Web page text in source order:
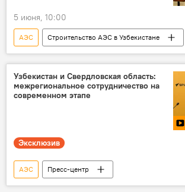
5 июня, 10:00
АЭС
Строительство АЭС в Узбекистане
Строительство
Джизакская область
Владимир Путин
Шавкат Мирзиёев
атомная энергетика
Узбекистан и Свердловская область:
межрегиональное сотрудничество на
современном этапе
Эксклюзив
АЭС
Пресс-центр
Свердловская область